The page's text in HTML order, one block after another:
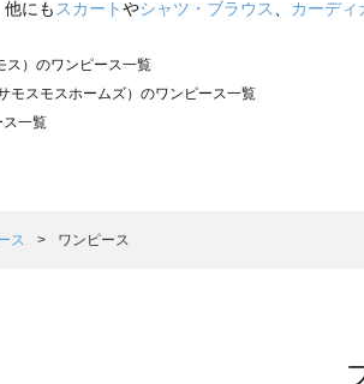
にも スカートやシャツ・ブラウス カーディ
ス）のワンピース一覧
モスモスホームズ）のワンピース一覧
ス一覧
ハルバイサマンサモスモス）のワンピース一覧
スモス ラーゴム）のワンピース一覧
ス ワンピース